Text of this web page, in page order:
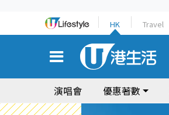
HK Travel
演唱會 優惠著數